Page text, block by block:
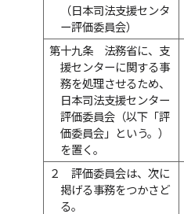
（日本司法支援センタ
ー評価委員会）
第十九条
法務省に、支
援センターに関する事
務を処理させるため、
日本司法支援センター
評価委員会（以下「評
価委員会」という。）
を置く。
２
評価委員会は、次に
掲げる事務をつかさど
る。